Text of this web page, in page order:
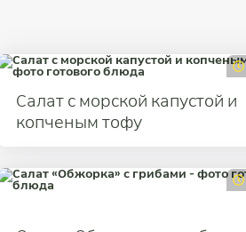
Салат с морской капустой и
копченым тофу